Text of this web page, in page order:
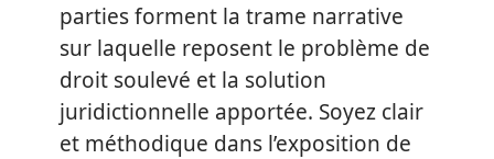
parties forment la trame narrative
sur laquelle reposent le problème de
droit soulevé et la solution
juridictionnelle apportée. Soyez clair
et méthodique dans l’exposition de